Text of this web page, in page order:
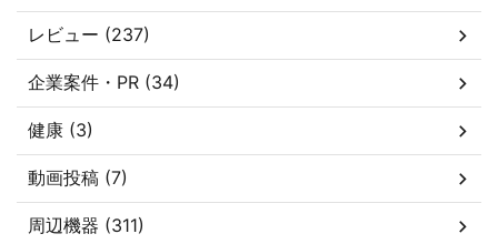
レビュー (237)
企業案件・PR (34)
健康 (3)
動画投稿 (7)
周辺機器 (311)